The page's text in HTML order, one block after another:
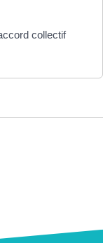
collectif